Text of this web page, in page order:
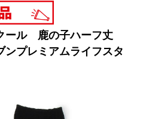
ール 鹿の子ハーフ丈
ンプレミアムライフスタ